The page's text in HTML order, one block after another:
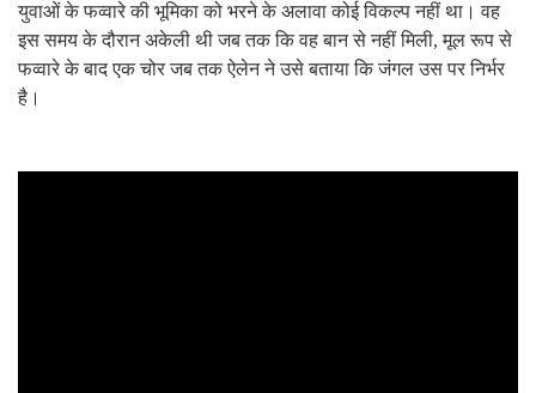
युवाओं के फव्वारे की भूमिका को भरने के अलावा कोई विकल्प नहीं था। वह
इस समय के दौरान अकेली थी जब तक कि वह बान से नहीं मिली, मूल रूप से
फव्वारे के बाद एक चोर जब तक ऐलेन ने उसे बताया कि जंगल उस पर निर्भर
है।